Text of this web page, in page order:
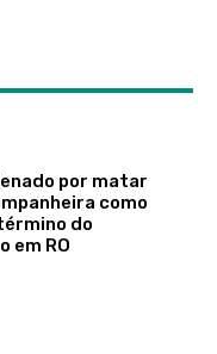
por matar
como
do
em RO